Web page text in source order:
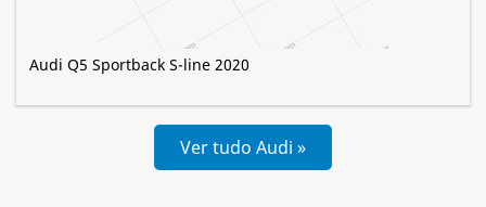
Audi Q5 Sportback S-line 2020
Ver tudo Audi »